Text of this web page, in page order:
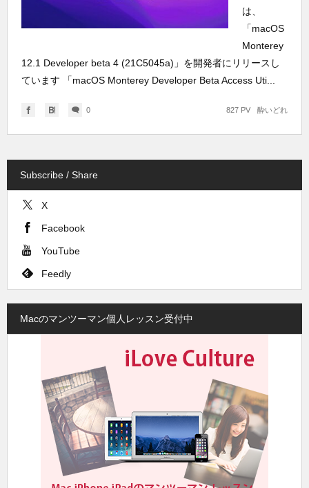
は、
「macOS
Monterey
12.1 Developer beta 4 (21C5045a)」を開発者にリリースし
ています 「macOS Monterey Developer Beta Access Uti...
0 酔いどれ
827 PV
Subscribe / Share
X
Facebook
YouTube
Feedly
Macのマンツーマン個人レッスン受付中